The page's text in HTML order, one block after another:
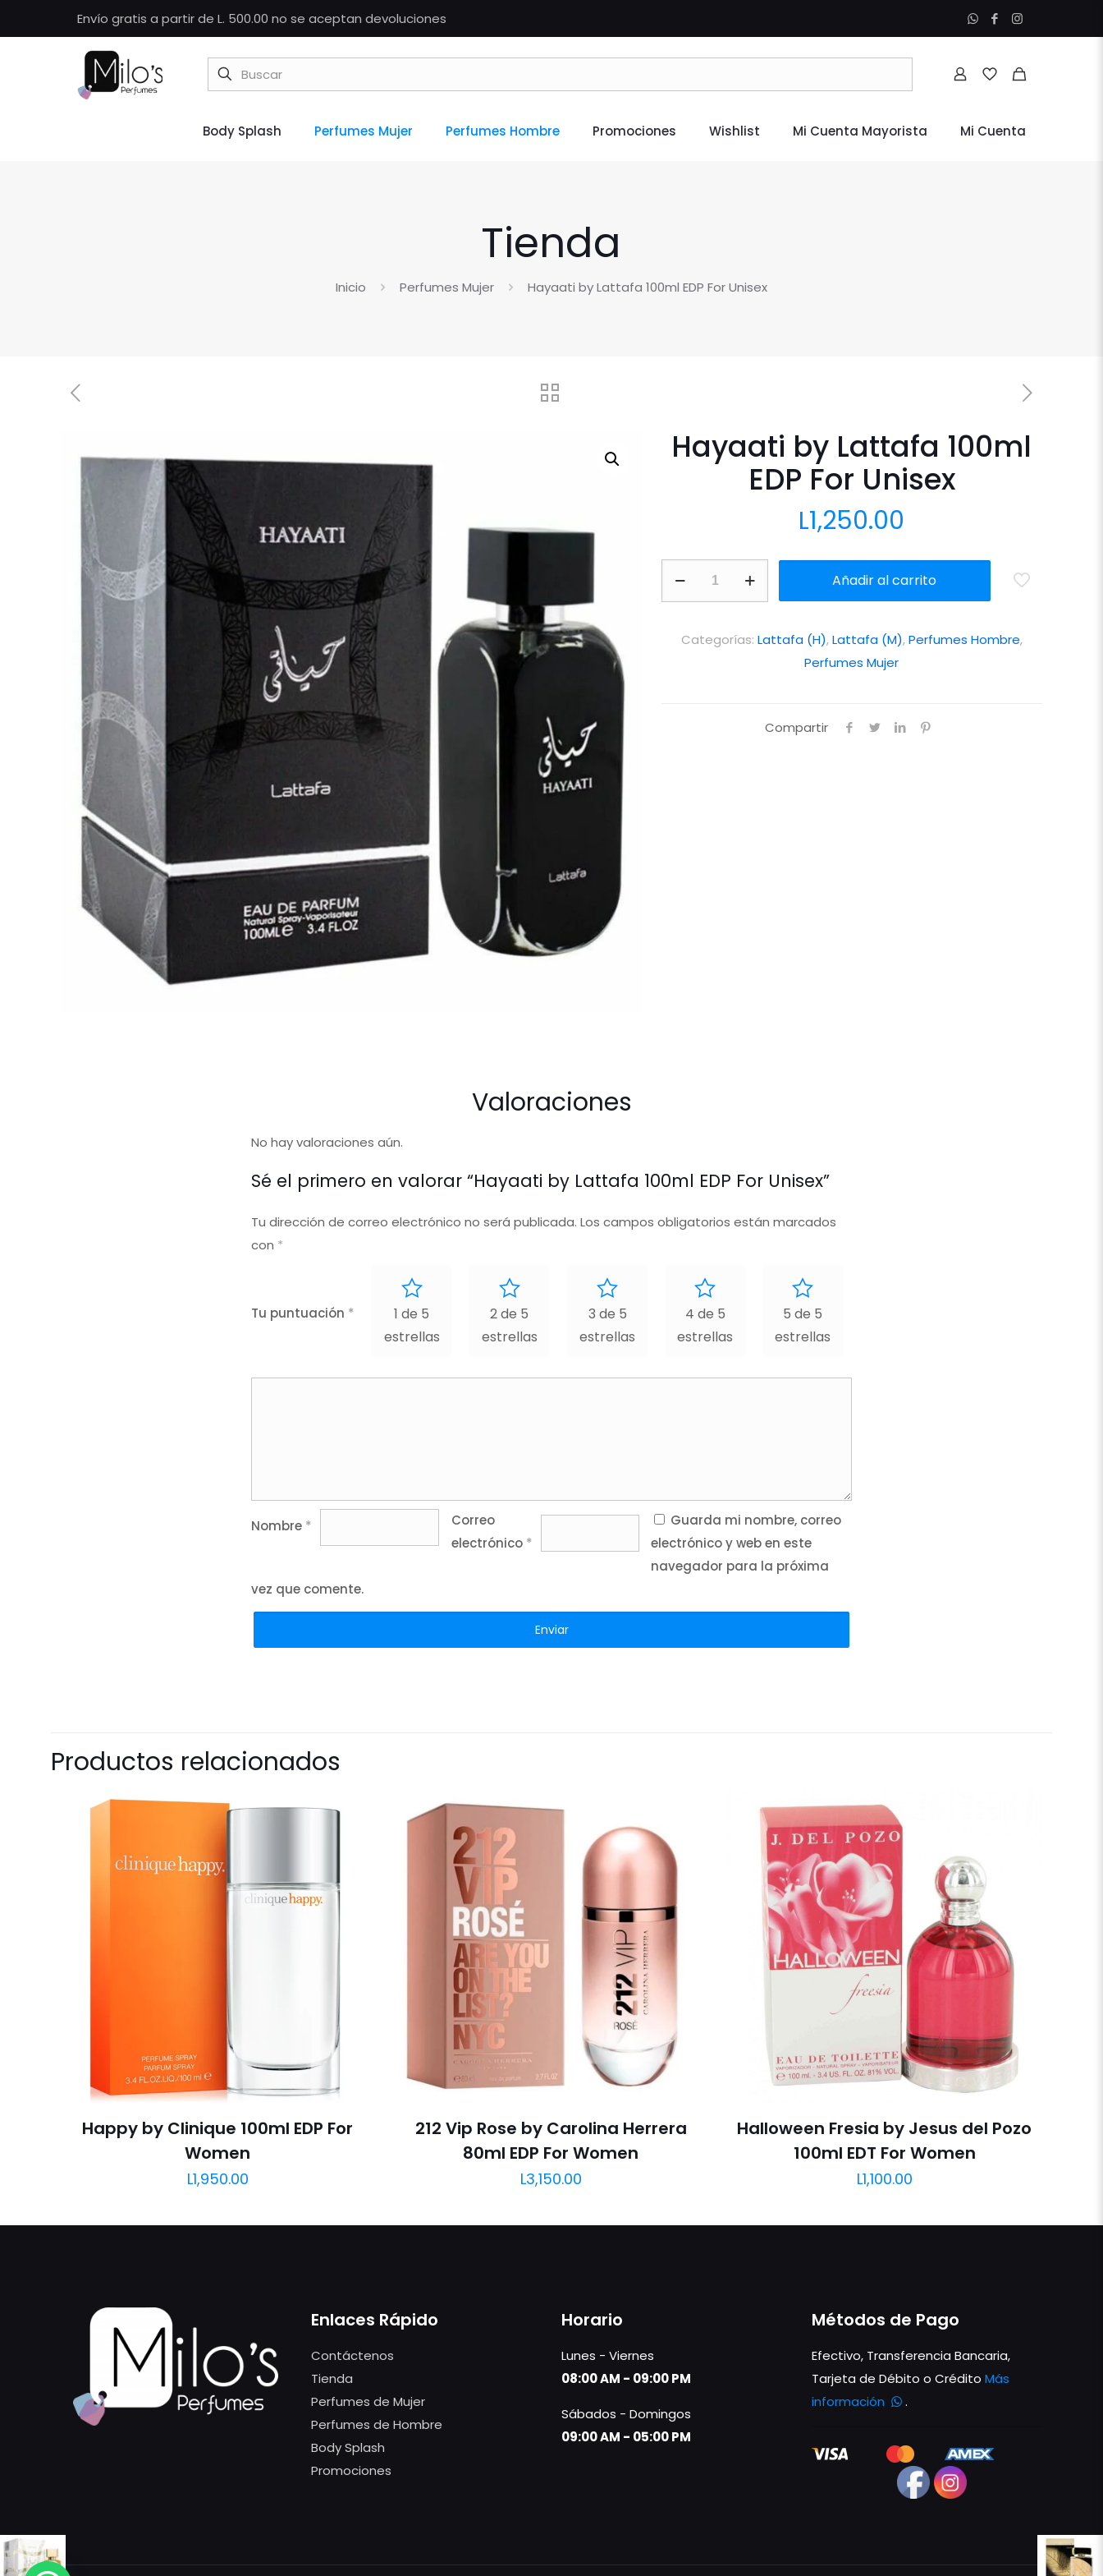
Envío gratis a partir de L. 500.00 no se aceptan devoluciones
Body Splash Perfumes Mujer Perfumes Hombre Promociones Wishlist Mi Cuenta Mayorista Mi Cuenta
Tienda
Inicio Perfumes Mujer Hayaati by Lattafa 100ml EDP For Unisex
Hayaati by Lattafa 100ml
EDP For Unisex
L1,250.00
100ml
Añadir al carrito
Categorías: Lattafa (H),Lattafa (M),Perfumes Hombre,
Perfumes Mujer
Compartir
Valoraciones
No hay valoraciones aún.
Sé el primero en valorar “Hayaati by Lattafa 100ml EDP For Unisex”
Tu dirección de correo electrónico no será publicada. Los campos obligatorios están marcados
con *
Tu puntuación *
1 de 5
estrellas
2 de 5
estrellas
3 de 5
estrellas
4 de 5
estrellas
5 de 5
estrellas
Nombre *
Correo
electrónico *
Guarda mi nombre, correo
electrónico y web en este
navegador para la próxima
vez que comente.
Productos relacionados
Happy by Clinique 100ml EDP For
Women
L1,950.00
212 Vip Rose by Carolina Herrera
80ml EDP For Women
L3,150.00
Halloween Fresia by Jesus del Pozo
100ml EDT For Women
L1,100.00
Enlaces Rápido
Contáctenos
Tienda
Perfumes de Mujer
Perfumes de Hombre
Body Splash
Promociones
Horario
Lunes - Viernes
08:00 AM - 09:00 PM
Sábados - Domingos
09:00 AM - 05:00 PM
Métodos de Pago
Efectivo, Transferencia Bancaria,
Tarjeta de Débito o CréditoMás
información
.